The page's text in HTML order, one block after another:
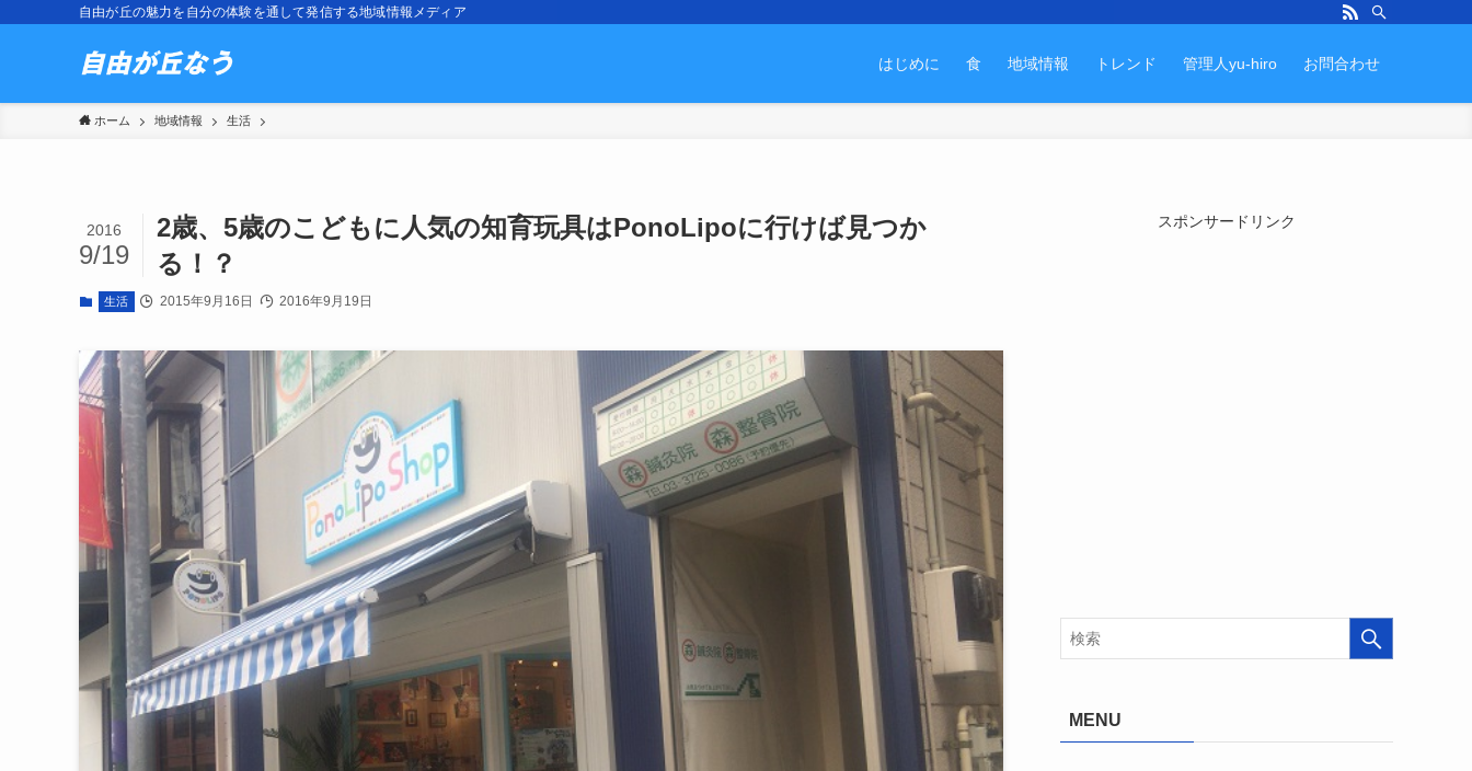
自由が丘の魅力を自分の体験を通して発信する地域情報メディア
はじめに 食 地域情報 トレンド 管理人yu-hiro お問合わせ
ホーム 地域情報 生活
2歳、5歳のこどもに人気の知育玩具はPonoLipoに行けば見つか
る！？
2016
9/19
生活 2015年9月16日 2016年9月19日
スポンサードリンク
MENU